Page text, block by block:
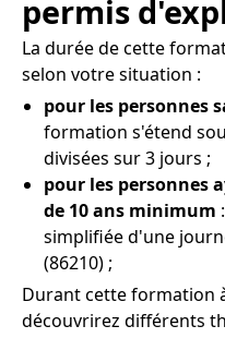
permis
La durée de cette
selon votre situation :
pour les personnes
formation s'étend
divisées sur 3 jours ;
pour les personnes
de 10 ans minimum
simplifiée d'une
(86210) ;
Durant cette formation
découvrirez différents